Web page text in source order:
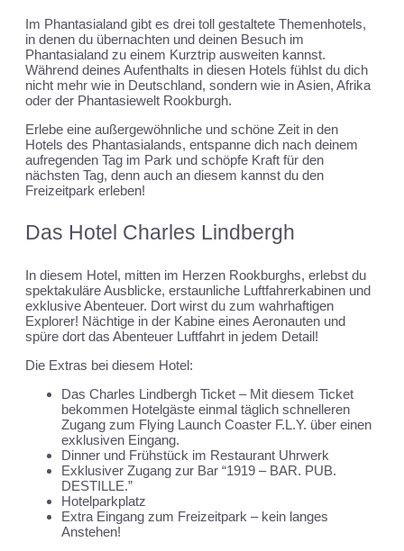
Im Phantasialand gibt es drei toll gestaltete Themenhotels,
in denen du übernachten und deinen Besuch im
Phantasialand zu einem Kurztrip ausweiten kannst.
Während deines Aufenthalts in diesen Hotels fühlst du dich
nicht mehr wie in Deutschland, sondern wie in Asien, Afrika
oder der Phantasiewelt Rookburgh.
Erlebe eine außergewöhnliche und schöne Zeit in den
Hotels des Phantasialands, entspanne dich nach deinem
aufregenden Tag im Park und schöpfe Kraft für den
nächsten Tag, denn auch an diesem kannst du den
Freizeitpark erleben!
Das Hotel Charles Lindbergh
In diesem Hotel, mitten im Herzen Rookburghs, erlebst du
spektakuläre Ausblicke, erstaunliche Luftfahrerkabinen und
exklusive Abenteuer. Dort wirst du zum wahrhaftigen
Explorer! Nächtige in der Kabine eines Aeronauten und
spüre dort das Abenteuer Luftfahrt in jedem Detail!
Die Extras bei diesem Hotel:
Das Charles Lindbergh Ticket – Mit diesem Ticket
bekommen Hotelgäste einmal täglich schnelleren
Zugang zum Flying Launch Coaster F.L.Y. über einen
exklusiven Eingang.
Dinner und Frühstück im Restaurant Uhrwerk
Exklusiver Zugang zur Bar “1919 – BAR. PUB.
DESTILLE.”
Hotelparkplatz
Extra Eingang zum Freizeitpark – kein langes
Anstehen!